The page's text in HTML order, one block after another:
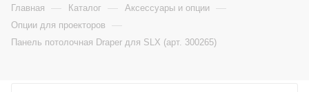
Главная — Каталог — Аксессуары и опции —
Опции для проекторов —
Панель потолочная Draper для SLX (арт. 300265)